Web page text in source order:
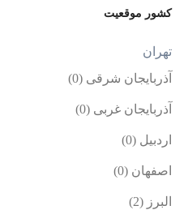
کشور موقعیت
تهران
آذربایجان شرقی (0)
آذربایجان غربی (0)
اردبیل (0)
اصفهان (0)
البرز (2)